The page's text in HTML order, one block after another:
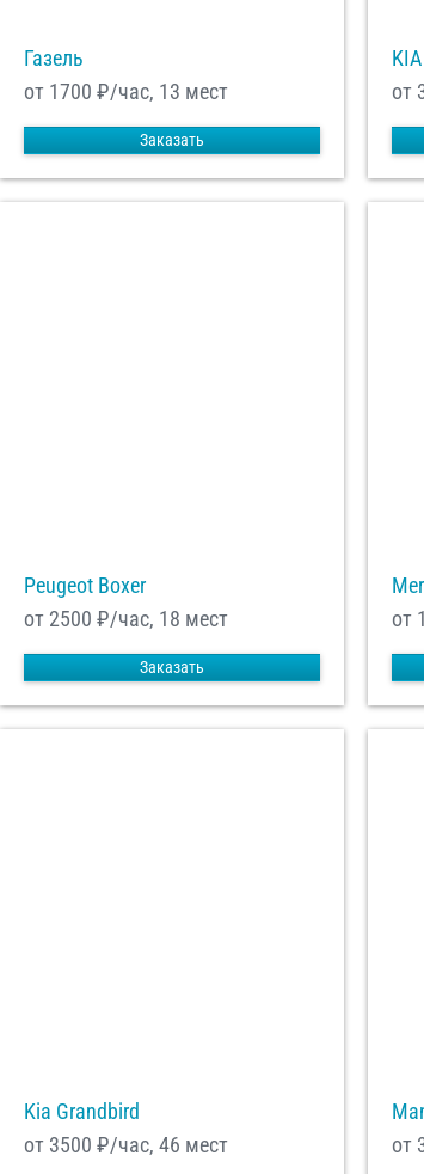
Газель
от 1700 ₽/час, 13 мест
Заказать
KIA
от
Peugeot Boxer
от 2500 ₽/час, 18 мест
Заказать
от
Kia Grandbird
от 3500 ₽/час, 46 мест
от